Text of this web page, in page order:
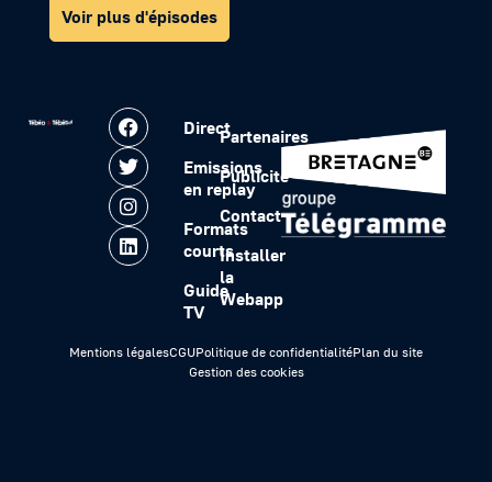
Voir plus d'épisodes
Direct
Emissions
en replay
Formats
courts
Guide
TV
Partenaires
Publicité
Contact
Installer
la
Webapp
Mentions légalesCGUPolitique de confidentialitéPlan du site
Gestion des cookies